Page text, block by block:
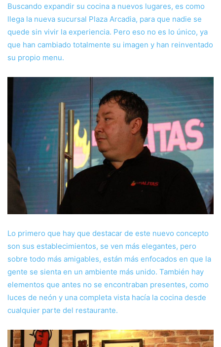
Buscando expandir su cocina a nuevos lugares, es como
llega la nueva sucursal Plaza Arcadia, para que nadie se
quede sin vivir la experiencia. Pero eso no es lo único, ya
que han cambiado totalmente su imagen y han reinventado
su propio menu.
Lo primero que hay que destacar de este nuevo concepto
son sus establecimientos, se ven más elegantes, pero
sobre todo más amigables, están más enfocados en que la
gente se sienta en un ambiente más unido. También hay
elementos que antes no se encontraban presentes, como
luces de neón y una completa vista hacía la cocina desde
cualquier parte del restaurante.